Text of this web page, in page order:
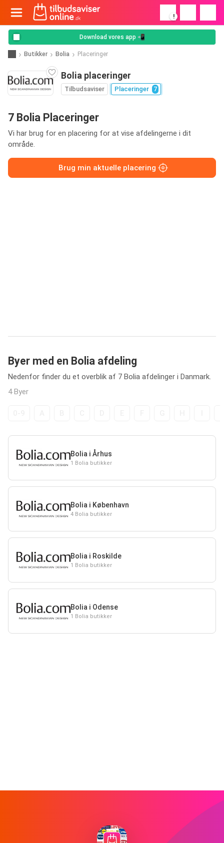
!
Download vores app 📲
Butikker Bolia Placeringer
Bolia placeringer
Tilbudsaviser Placeringer 7
7 Bolia Placeringer
Vi har brug for en placering for at vise afdelingerne i dit
område.
Brug min aktuelle placering
Byer med en Bolia afdeling
Nedenfor finder du et overblik af 7 Bolia afdelinger i Danmark.
4 Byer
Bolia i Århus
1 Bolia butikker
Bolia i København
4 Bolia butikker
Bolia i Roskilde
1 Bolia butikker
Bolia i Odense
1 Bolia butikker